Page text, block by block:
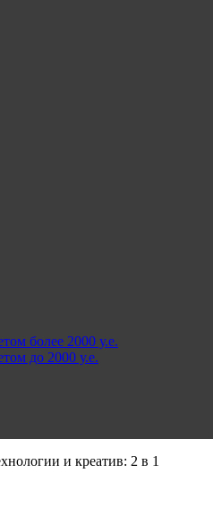
более 2000 у.е.
до 2000 у.е.
и креатив: 2 в 1